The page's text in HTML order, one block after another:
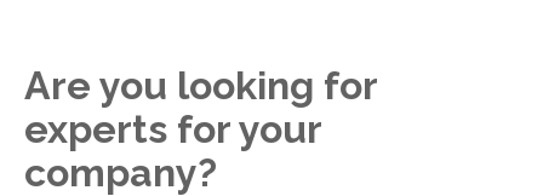
Are you looking for
experts for your
company?